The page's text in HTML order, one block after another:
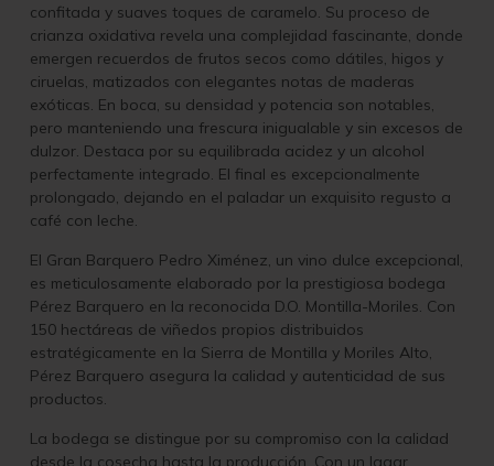
confitada y suaves toques de caramelo. Su proceso de
crianza oxidativa revela una complejidad fascinante, donde
emergen recuerdos de frutos secos como dátiles, higos y
ciruelas, matizados con elegantes notas de maderas
exóticas. En boca, su densidad y potencia son notables,
pero manteniendo una frescura inigualable y sin excesos de
dulzor. Destaca por su equilibrada acidez y un alcohol
perfectamente integrado. El final es excepcionalmente
prolongado, dejando en el paladar un exquisito regusto a
café con leche.
El Gran Barquero Pedro Ximénez, un vino dulce excepcional,
es meticulosamente elaborado por la prestigiosa bodega
Pérez Barquero en la reconocida D.O. Montilla-Moriles. Con
150 hectáreas de viñedos propios distribuidos
estratégicamente en la Sierra de Montilla y Moriles Alto,
Pérez Barquero asegura la calidad y autenticidad de sus
productos.
La bodega se distingue por su compromiso con la calidad
desde la cosecha hasta la producción. Con un lagar